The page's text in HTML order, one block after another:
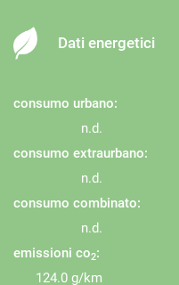
Dati energetici
consumo urbano:
n.d.
consumo extraurbano:
n.d.
consumo combinato:
n.d.
emissioni co2:
124.0 g/km